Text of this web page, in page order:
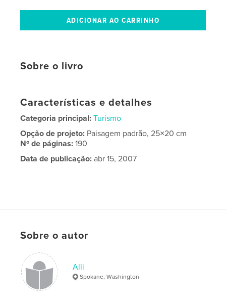
Sobre o livro
Características e detalhes
Categoria principal: Turismo
Opção de projeto: Paisagem padrão, 25×20 cm
Nº de páginas:190
Data de publicação: abr 15, 2007
Sobre o autor
Alli
Spokane, Washington